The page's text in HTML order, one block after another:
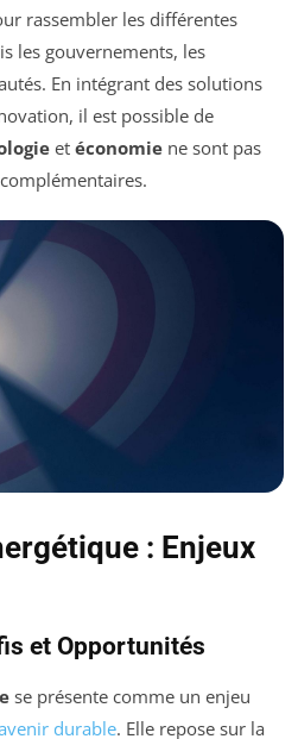
rassembler les différentes
les gouvernements, les
En intégrant des solutions
il est possible de
et économie ne sont pas
: Enjeux
et Opportunités
se présente comme un enjeu
durable. Elle repose sur la